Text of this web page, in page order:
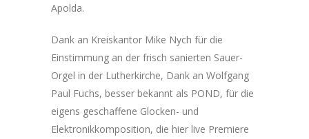
Apolda.
Dank an Kreiskantor Mike Nych für die
Einstimmung an der frisch sanierten Sauer-
Orgel in der Lutherkirche, Dank an Wolfgang
Paul Fuchs, besser bekannt als POND, für die
eigens geschaffene Glocken- und
Elektronikkomposition, die hier live Premiere